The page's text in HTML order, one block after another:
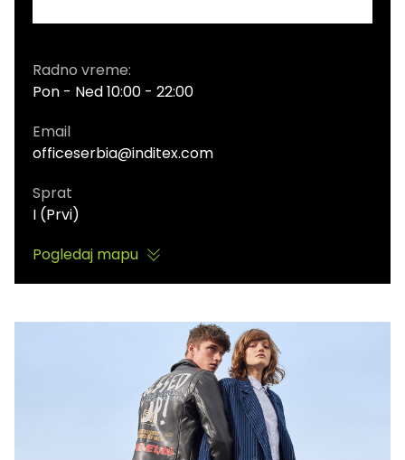
Radno vreme:
Pon - Ned 10:00 - 22:00
Email
officeserbia@inditex.com
Sprat
I (Prvi)
Pogledaj mapu